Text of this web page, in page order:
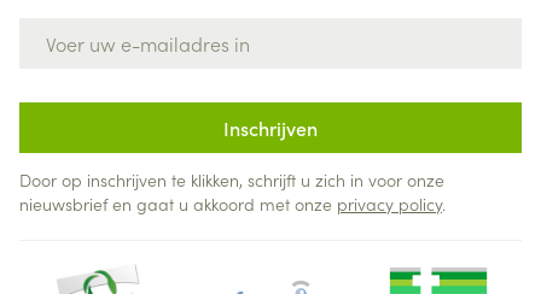
Inschrijven
Door op inschrijven te klikken, schrijft u zich in voor onze
nieuwsbrief en gaat u akkoord met onze privacy policy.